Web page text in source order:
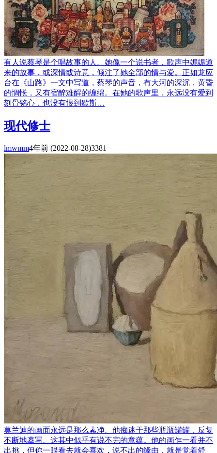
有人说蔡琴是个唱故事的人。她像一个说书者，歌声中娓娓道
来的故事，或深情或诗意，倾注了她全部的情与爱。正如龙应
台在《山路》一文中写道，蔡琴的声音，有大河的深沉，黄昏
的惆怅，又有宿醉难醒的缠绵。在她的歌声里，永远没有爱到
刻骨铭心，也没有恨到歇斯…
现代修士
lmwmm4年前 (2022-08-28)3381
莫兰迪的画面永远是那么素净。他痴迷于那些瓶瓶罐罐，反复
不断地摹写。这其中似乎有说不完的意蕴。他的画乍一看并不
出挑，但你一眼看去就会喜欢，说不出的缘由，就是觉着舒